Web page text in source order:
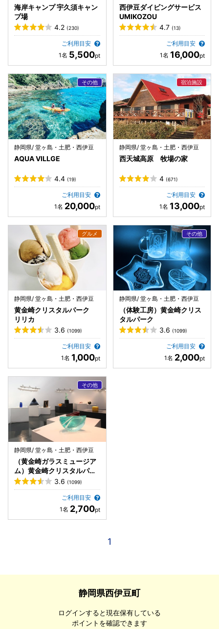
海岸キャンプ 宇久須キャン
プ場
4.2 (230)
ご利用目安
5,500
西伊豆ダイビングサービス
UMIKOZOU
4.7 (13)
ご利用目安
16,000
静岡県/ 堂ヶ島・土肥・西伊豆
AQUA VILLGE
4.4 (19)
ご利用目安
20,000
静岡県/ 堂ヶ島・土肥・西伊豆
西天城高原 牧場の家
4 (671)
ご利用目安
13,000
静岡県/ 堂ヶ島・土肥・西伊豆
黄金崎クリスタルパーク
リリカ
3.6 (1099)
ご利用目安
1,000
静岡県/ 堂ヶ島・土肥・西伊豆
（体験工房）黄金崎クリス
タルパーク
3.6 (1099)
ご利用目安
2,000
静岡県/ 堂ヶ島・土肥・西伊豆
（黄金崎ガラスミュージア
ム）黄金崎クリスタルパー
ク
3.6 (1099)
ご利用目安
2,700
1
静岡県西伊豆町
ログインすると現在保有している
ポイントを確認できます